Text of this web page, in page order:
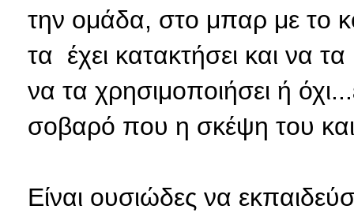
την ομάδα, στο μπαρ με το
τα έχει κατακτήσει και να
να τα χρησιμοποιήσει ή
σοβαρό που η σκέψη του
Είναι ουσιώδες να